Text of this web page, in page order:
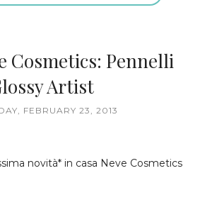
Cosmetics: Pennelli
Artist
FEBRUARY 23, 2013
novità* in casa Neve Cosmetics